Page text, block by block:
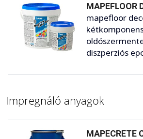
MAPEFLOOR
mapefloor
diszperziós
Impregnáló anyagok
MAPECRETE